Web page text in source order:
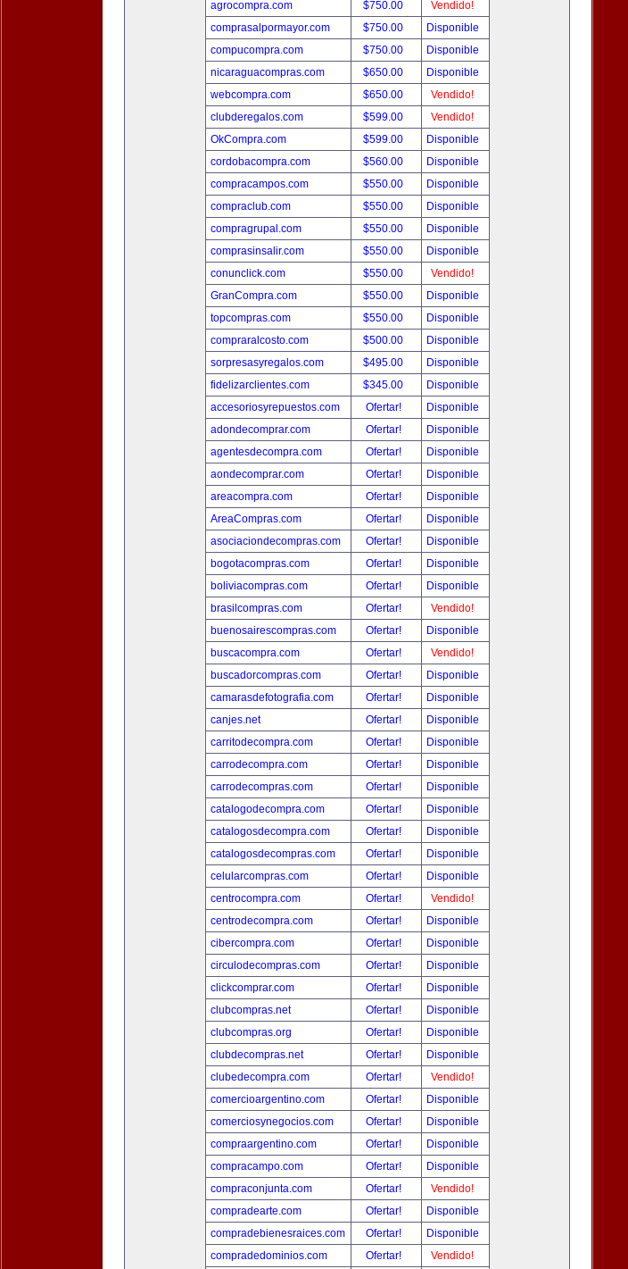
agrocompra.com
$750.00
Vendido!
comprasalpormayor.com
$750.00
Disponible
compucompra.com
$750.00
Disponible
nicaraguacompras.com
$650.00
Disponible
webcompra.com
$650.00
Vendido!
clubderegalos.com
$599.00
Vendido!
OkCompra.com
$599.00
Disponible
cordobacompra.com
$560.00
Disponible
compracampos.com
$550.00
Disponible
compraclub.com
$550.00
Disponible
compragrupal.com
$550.00
Disponible
comprasinsalir.com
$550.00
Disponible
conunclick.com
$550.00
Vendido!
GranCompra.com
$550.00
Disponible
topcompras.com
$550.00
Disponible
compraralcosto.com
$500.00
Disponible
sorpresasyregalos.com
$495.00
Disponible
fidelizarclientes.com
$345.00
Disponible
accesoriosyrepuestos.com
Ofertar!
Disponible
adondecomprar.com
Ofertar!
Disponible
agentesdecompra.com
Ofertar!
Disponible
aondecomprar.com
Ofertar!
Disponible
areacompra.com
Ofertar!
Disponible
AreaCompras.com
Ofertar!
Disponible
asociaciondecompras.com
Ofertar!
Disponible
bogotacompras.com
Ofertar!
Disponible
boliviacompras.com
Ofertar!
Disponible
brasilcompras.com
Ofertar!
Vendido!
buenosairescompras.com
Ofertar!
Disponible
buscacompra.com
Ofertar!
Vendido!
buscadorcompras.com
Ofertar!
Disponible
camarasdefotografia.com
Ofertar!
Disponible
canjes.net
Ofertar!
Disponible
carritodecompra.com
Ofertar!
Disponible
carrodecompra.com
Ofertar!
Disponible
carrodecompras.com
Ofertar!
Disponible
catalogodecompra.com
Ofertar!
Disponible
catalogosdecompra.com
Ofertar!
Disponible
catalogosdecompras.com
Ofertar!
Disponible
celularcompras.com
Ofertar!
Disponible
centrocompra.com
Ofertar!
Vendido!
centrodecompra.com
Ofertar!
Disponible
cibercompra.com
Ofertar!
Disponible
circulodecompras.com
Ofertar!
Disponible
clickcomprar.com
Ofertar!
Disponible
clubcompras.net
Ofertar!
Disponible
clubcompras.org
Ofertar!
Disponible
clubdecompras.net
Ofertar!
Disponible
clubedecompra.com
Ofertar!
Vendido!
comercioargentino.com
Ofertar!
Disponible
comerciosynegocios.com
Ofertar!
Disponible
compraargentino.com
Ofertar!
Disponible
compracampo.com
Ofertar!
Disponible
compraconjunta.com
Ofertar!
Vendido!
compradearte.com
Ofertar!
Disponible
compradebienesraices.com
Ofertar!
Disponible
compradedominios.com
Ofertar! Vendido!